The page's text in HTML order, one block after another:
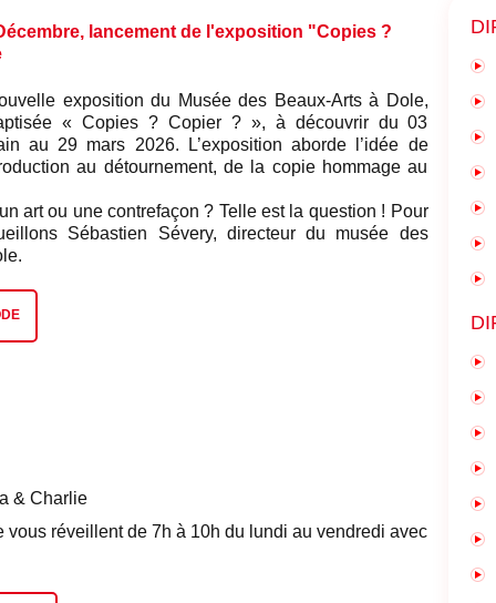
lancement de l'exposition "Copies ?
exposition du Musée des Beaux-Arts à Dole,
« Copies ? Copier ? », à découvrir du 03
au 29 mars 2026. L’exposition aborde l’idée de
au détournement, de la copie hommage au
art ou une contrefaçon ? Telle est la question ! Pour
Sébastien Sévery, directeur du musée des
& Charlie
vous réveillent de 7h à 10h du lundi au vendredi avec